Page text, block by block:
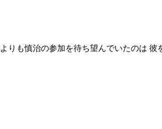
りも慎治の参加を待ち望んでいたのは 彼